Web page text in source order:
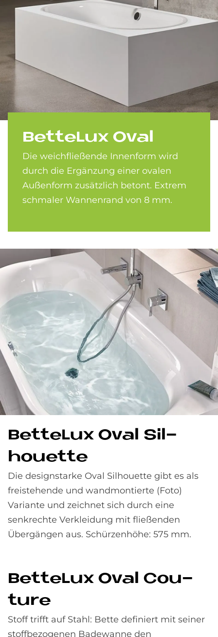
Bet­te­Lux Oval
Die weichfließende Innenform wird
durch die Ergänzung einer ovalen
Außenform zusätzlich betont. Extrem
schmaler Wannenrand von 8 mm.
Bet­te­Lux Oval Sil­
hou­et­te
Die designstarke Oval Silhouette gibt es als
freistehende und wandmontierte (Foto)
Variante und zeichnet sich durch eine
senkrechte Verkleidung mit fließenden
Übergängen aus. Schürzenhöhe: 575 mm.
Bet­te­Lux Oval Cou­
ture
Stoff trifft auf Stahl: Bette definiert mit seiner
stoffbezogenen Badewanne den